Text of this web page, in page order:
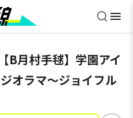
B月村手毬】学園アイ
オラマ～ジョイフル